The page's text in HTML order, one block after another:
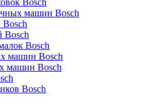
Bosch
машин Bosch
Bosch
Bosch
Bosch
машин Bosch
машин Bosch
Bosch